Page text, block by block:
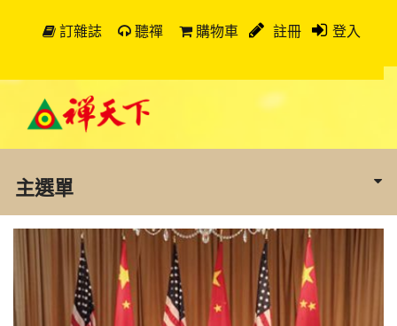
訂雜誌 聽禪 購物車 註冊 登入
主選單